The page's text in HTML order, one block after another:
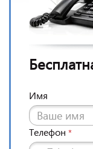
Имя
Телефон *